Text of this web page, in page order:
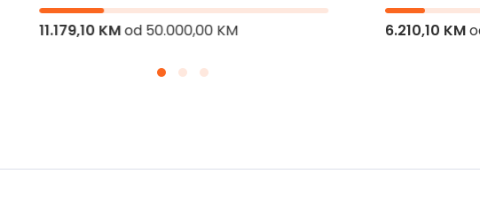
11.179,10 KMod 50.000,00 KM 6.210,10 KM